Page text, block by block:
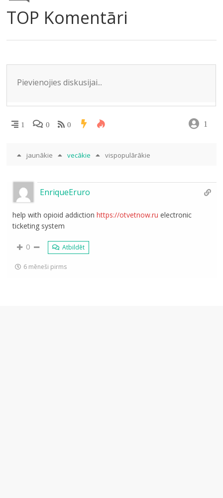
e
m
o
o
k
kl
as
s
ni
ki
p
TOP Komentāri
1 0 0 1
jaunākie vecākie vispopulārākie
EnriqueEruro
help with opioid addictionhttps://otvetnow.ru electronic
ticketing system
0 Atbildēt
6 mēneši pirms